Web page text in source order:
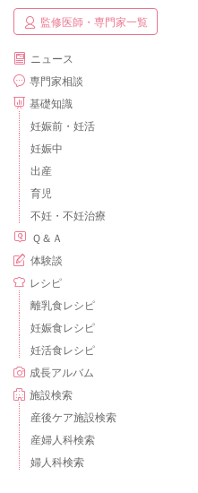
監修医師・専門家一覧
ニュース
専門家相談
基礎知識
妊娠前・妊活
妊娠中
出産
育児
不妊・不妊治療
Ｑ＆Ａ
体験談
レシピ
離乳食レシピ
妊娠食レシピ
妊活食レシピ
成長アルバム
施設検索
産後ケア施設検索
産婦人科検索
婦人科検索